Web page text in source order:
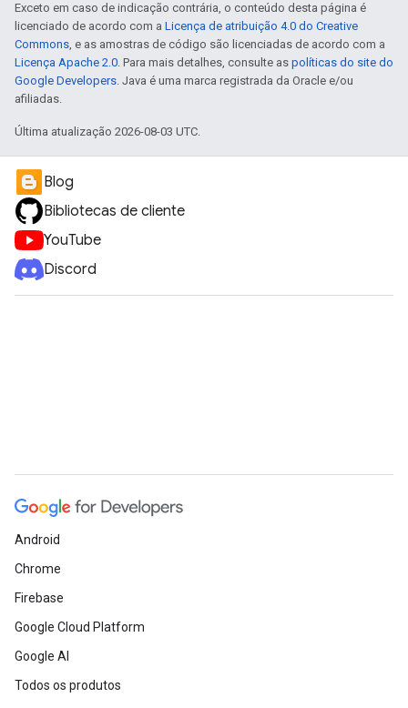
Exceto em caso de indicação contrária, o conteúdo desta página é
licenciado de acordo com a Licença de atribuição 4.0 do Creative
Commons, e as amostras de código são licenciadas de acordo com a
Licença Apache 2.0. Para mais detalhes, consulte as políticas do site do
Google Developers. Java é uma marca registrada da Oracle e/ou
afiliadas.
Última atualização 2026-08-03 UTC.
Blog
Bibliotecas de cliente
YouTube
Discord
Android
Chrome
Firebase
Google Cloud Platform
Google AI
Todos os produtos